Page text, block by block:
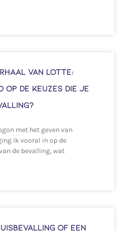
van Lotte:
op de keuzes die je
met het geven van
ik vooral in op de
de bevalling, wat
of een